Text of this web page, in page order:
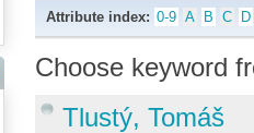
Attribute index: 0-9 A B C D
Choose keyword
Tlustý, Tomáš